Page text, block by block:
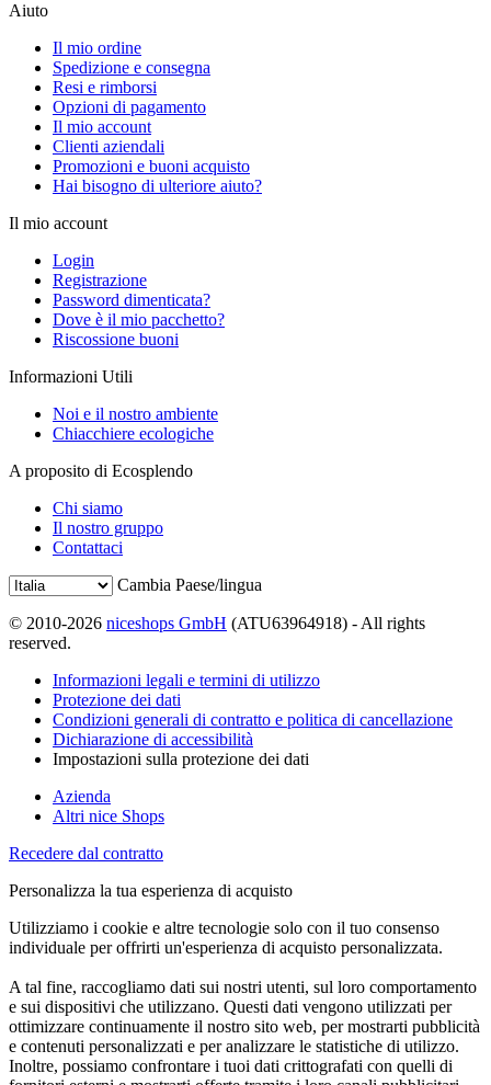
Aiuto
Il mio ordine
Spedizione e consegna
Resi e rimborsi
Opzioni di pagamento
Il mio account
Clienti aziendali
Promozioni e buoni acquisto
Hai bisogno di ulteriore aiuto?
Il mio account
Login
Registrazione
Password dimenticata?
Dove è il mio pacchetto?
Riscossione buoni
Informazioni Utili
Noi e il nostro ambiente
Chiacchiere ecologiche
A proposito di Ecosplendo
Chi siamo
Il nostro gruppo
Contattaci
Cambia Paese/lingua
© 2010-2026 niceshops GmbH (ATU63964918) - All rights
reserved.
Informazioni legali e termini di utilizzo
Protezione dei dati
Condizioni generali di contratto e politica di cancellazione
Dichiarazione di accessibilità
Impostazioni sulla protezione dei dati
Azienda
Altri nice Shops
Recedere dal contratto
Personalizza la tua esperienza di acquisto
Utilizziamo i cookie e altre tecnologie solo con il tuo consenso
individuale per offrirti un'esperienza di acquisto personalizzata.
A tal fine, raccogliamo dati sui nostri utenti, sul loro comportamento
e sui dispositivi che utilizzano. Questi dati vengono utilizzati per
ottimizzare continuamente il nostro sito web, per mostrarti pubblicità
e contenuti personalizzati e per analizzare le statistiche di utilizzo.
Inoltre, possiamo confrontare i tuoi dati crittografati con quelli di